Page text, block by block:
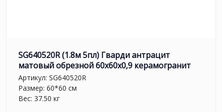
SG640520R (1.8м 5пл) Гварди антрацит
матовый обрезной 60x60x0,9 керамогранит
Артикул: SG640520R
Размер: 60*60 см
Вес: 37.50 кг